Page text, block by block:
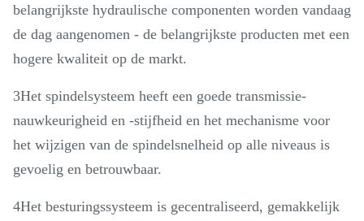
belangrijkste hydraulische componenten worden vandaag
de dag aangenomen - de belangrijkste producten met een
hogere kwaliteit op de markt.
3Het spindelsysteem heeft een goede transmissie-
nauwkeurigheid en -stijfheid en het mechanisme voor
het wijzigen van de spindelsnelheid op alle niveaus is
gevoelig en betrouwbaar.
4Het besturingssysteem is gecentraliseerd, gemakkelijk